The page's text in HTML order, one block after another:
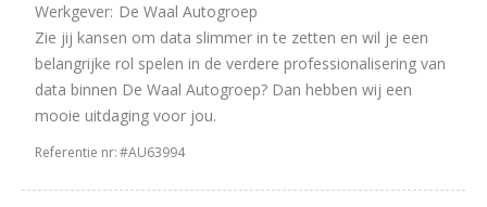
Werkgever: De Waal Autogroep
Zie jij kansen om data slimmer in te zetten en wil je een
belangrijke rol spelen in de verdere professionalisering van
data binnen De Waal Autogroep? Dan hebben wij een
mooie uitdaging voor jou.
Referentie nr:#AU63994